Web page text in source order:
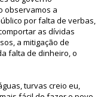
observamos a
por falta de verbas,
as dívidas
a mitigação de
falta de dinheiro, o
turvas creio eu,